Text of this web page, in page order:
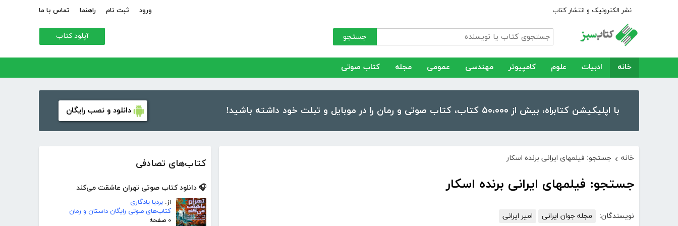
نشر الکترونیک و انتشار کتاب ورود ثبت نام راهنما تماس با ما
جستجو آپلود کتاب
خانه ادبیات علوم کامپیوتر مهندسی عمومی مجله کتاب صوتی
با اپلیکیشن کتابراه، بیش از ۵۰،۰۰۰ کتاب، کتاب صوتی و رمان را در موبایل و تبلت خود داشته باشید! دانلود و نصب رایگان
کتاب‌های تصادفی
🎧 دانلود کتاب صوتی تهران عاشقت می‌کند
از: بردیا یادگاری
کتاب‌های صوتی رایگان داستان و رمان
۰ صفحه
خانه › جستجو: فیلمهای ایرانی برنده اسکار
جستجو: فیلمهای ایرانی برنده اسکار
نویسندگان: مجله جوان ایرانی امیر ایرانی